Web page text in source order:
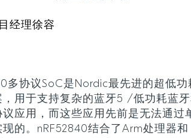
经理徐容
多协议SoC是Nordic最先进的超低功
，用于支持复杂的蓝牙5 /低功耗蓝
应用，而这些应用先前是无法通过
的。nRF52840结合了Arm处理器和